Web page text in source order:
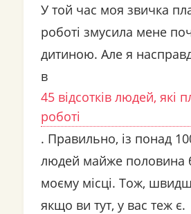
У той час моя звичка
роботі змусила мене
дитиною. Але я
в
45 відсотків людей, які
роботі
. Правильно, із понад
людей майже половина
моєму місці. Тож,
якщо ви тут, у вас теж є.